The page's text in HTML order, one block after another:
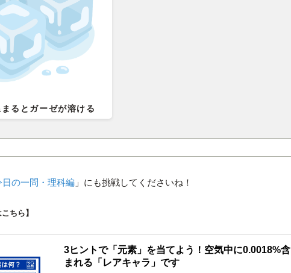
るとガーゼが溶ける
日の一問・理科編 」にも挑戦してくださいね！
ちら】
3ヒントで「元素」を当てよう！空気中に0.0018%含
まれる「レアキャラ」です